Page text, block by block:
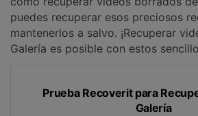
puedes recuperar esos preciosos
mantenerlos a salvo. ¡Recuperar
Galería es posible con estos
Prueba Recoverit para
Galería